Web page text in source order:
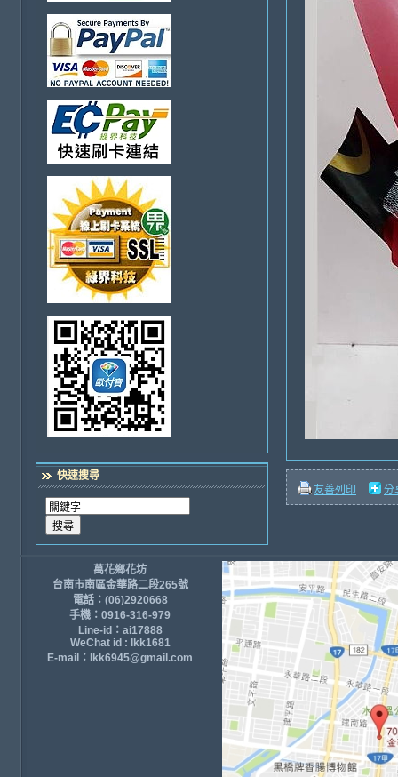
快速搜尋
友善列印
分
萬花鄉花坊
台南市南區金華路二段265號
電話：(06)2920668
手機：0916-316-979
Line-id：ai17888
WeChat id : lkk1681
E-mail：lkk6945@gmail.com